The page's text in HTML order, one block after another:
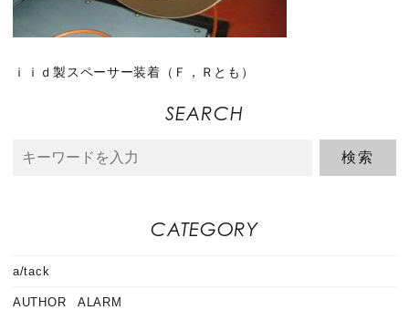
ｉｉｄ製スペーサー装着（Ｆ，Ｒとも）
SEARCH
CATEGORY
a/tack
AUTHOR ALARM